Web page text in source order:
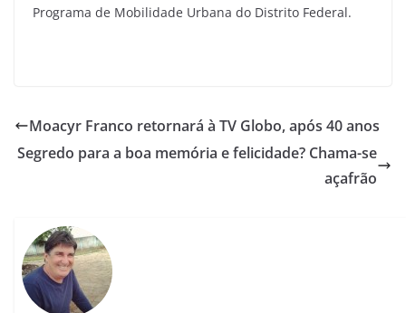
Programa de Mobilidade Urbana do Distrito Federal.
Moacyr Franco retornará à TV Globo, após 40 anos
Segredo para a boa memória e felicidade? Chama-se
açafrão